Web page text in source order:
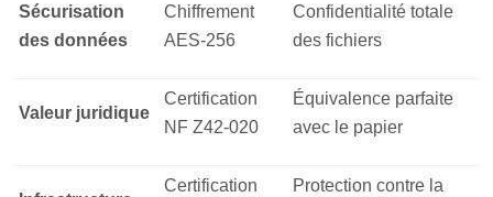
Sécurisation
des données
Chiffrement
AES-256
Confidentialité totale
des fichiers
Valeur juridique
Certification
NF Z42-020
Équivalence parfaite
avec le papier
Certification Protection contre la